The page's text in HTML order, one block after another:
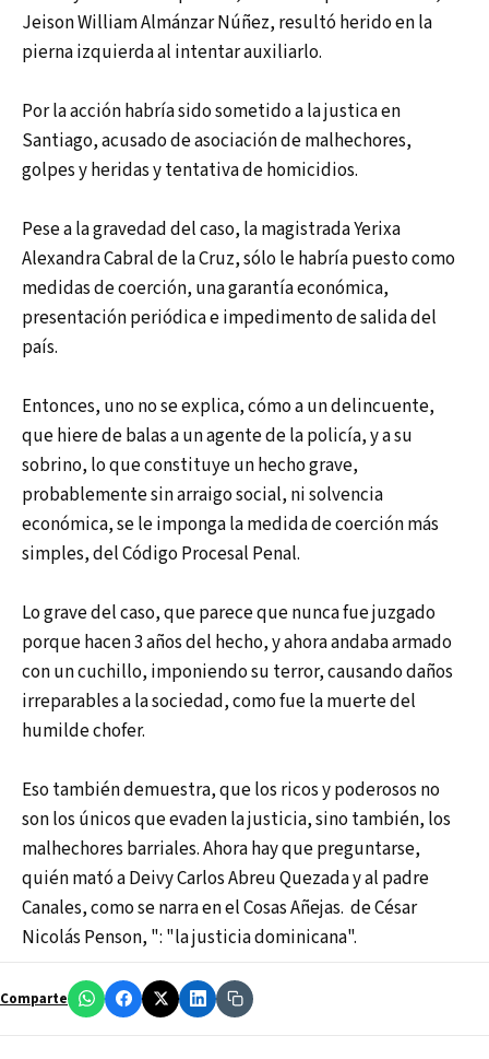
Jeison William Almánzar Núñez, resultó herido en la
pierna izquierda al intentar auxiliarlo.
Por la acción habría sido sometido a la justica en
Santiago, acusado de asociación de malhechores,
golpes y heridas y tentativa de homicidios.
Pese a la gravedad del caso, la magistrada Yerixa
Alexandra Cabral de la Cruz, sólo le habría puesto como
medidas de coerción, una garantía económica,
presentación periódica e impedimento de salida del
país.
Entonces, uno no se explica, cómo a un delincuente,
que hiere de balas a un agente de la policía, y a su
sobrino, lo que constituye un hecho grave,
probablemente sin arraigo social, ni solvencia
económica, se le imponga la medida de coerción más
simples, del Código Procesal Penal.
Lo grave del caso, que parece que nunca fue juzgado
porque hacen 3 años del hecho, y ahora andaba armado
con un cuchillo, imponiendo su terror, causando daños
irreparables a la sociedad, como fue la muerte del
humilde chofer.
Eso también demuestra, que los ricos y poderosos no
son los únicos que evaden la justicia, sino también, los
malhechores barriales. Ahora hay que preguntarse,
quién mató a Deivy Carlos Abreu Quezada y al padre
Canales, como se narra en el Cosas Añejas. de César
Nicolás Penson, ": "la justicia dominicana".
Comparte